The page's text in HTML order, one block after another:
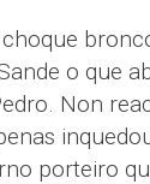
o que
Non
porteiro